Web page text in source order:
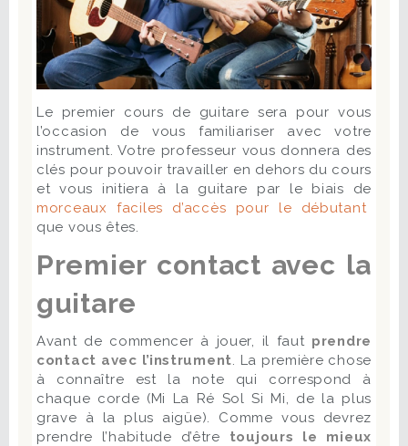
Le premier cours de guitare sera pour vous
l’occasion de vous familiariser avec votre
instrument. Votre professeur vous donnera des
clés pour pouvoir travailler en dehors du cours
et vous initiera à la guitare par le biais de
morceaux faciles d’accès pour le débutant
que vous êtes.
Premier contact avec la
guitare
Avant de commencer à jouer, il faut prendre
contact avec l’instrument. La première chose
à connaître est la note qui correspond à
chaque corde (Mi La Ré Sol Si Mi, de la plus
grave à la plus aigüe). Comme vous devrez
prendre l’habitude d’être toujours le mieux